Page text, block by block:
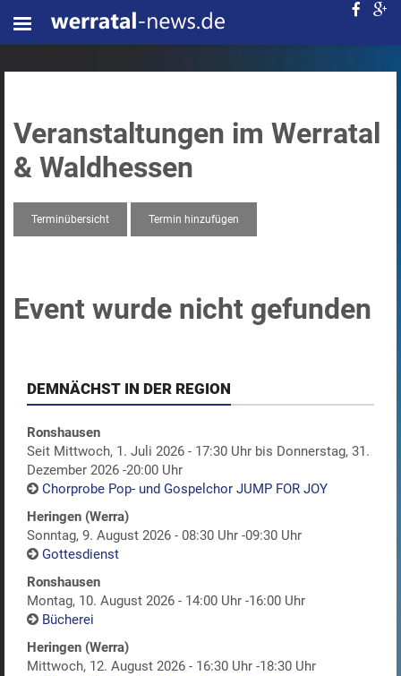
Veranstaltungen im Werratal
& Waldhessen
Terminübersicht Termin hinzufügen
Event wurde nicht gefunden
DEMNÄCHST IN DER REGION
Ronshausen
Seit Mittwoch, 1. Juli 2026 - 17:30 Uhr bis Donnerstag, 31.
Dezember 2026 -20:00 Uhr
Chorprobe Pop- und Gospelchor JUMP FOR JOY
Heringen (Werra)
Sonntag, 9. August 2026 - 08:30 Uhr -09:30 Uhr
Gottesdienst
Ronshausen
Montag, 10. August 2026 - 14:00 Uhr -16:00 Uhr
Bücherei
Heringen (Werra)
Mittwoch, 12. August 2026 - 16:30 Uhr -18:30 Uhr